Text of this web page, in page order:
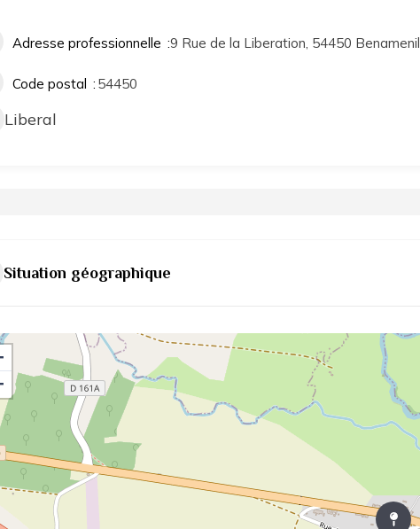
Adresse professionnelle 9 Rue de la Liberation, 54450 Benamenil
Code postal 54450
Liberal
Situation géographique